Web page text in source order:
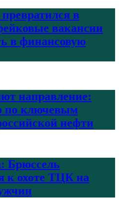
в
вакансии
в финансовую
направление:
по ключевым
нефти
Брюссель
к охоте ТЦК на